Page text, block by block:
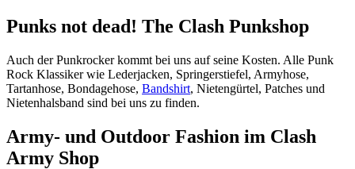
Punks not dead! The Clash Punkshop
Auch der Punkrocker kommt bei uns auf seine Kosten. Alle Punk
Rock Klassiker wie Lederjacken, Springerstiefel, Armyhose,
Tartanhose, Bondagehose, Bandshirt, Nietengürtel, Patches und
Nietenhalsband sind bei uns zu finden.
Army- und Outdoor Fashion im Clash
Army Shop